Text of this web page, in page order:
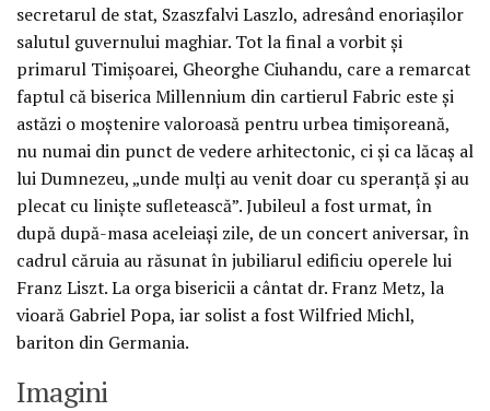
secretarul de stat, Szaszfalvi Laszlo, adresând enoriaşilor
salutul guvernului maghiar. Tot la final a vorbit şi
primarul Timişoarei, Gheorghe Ciuhandu, care a remarcat
faptul că biserica Millennium din cartierul Fabric este şi
astăzi o moştenire valoroasă pentru urbea timişoreană,
nu numai din punct de vedere arhitectonic, ci şi ca lăcaş al
lui Dumnezeu, „unde mulţi au venit doar cu speranţă şi au
plecat cu linişte sufletească”. Jubileul a fost urmat, în
după după-masa aceleiaşi zile, de un concert aniversar, în
cadrul căruia au răsunat în jubiliarul edificiu operele lui
Franz Liszt. La orga bisericii a cântat dr. Franz Metz, la
vioară Gabriel Popa, iar solist a fost Wilfried Michl,
bariton din Germania.
Imagini